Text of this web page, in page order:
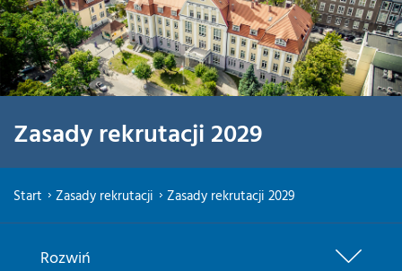
Zasady rekrutacji 2029
Start Zasady rekrutacji Zasady rekrutacji 2029
Rozwiń